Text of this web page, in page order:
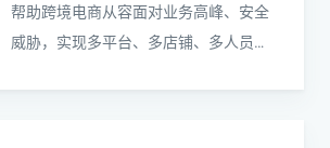
帮助跨境电商从容面对业务高峰、安全
威胁，实现多平台、多店铺、多人员管